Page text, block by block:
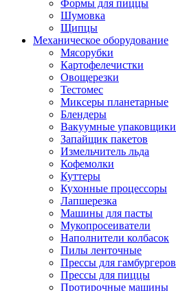
Формы для пиццы
Шумовка
Щипцы
Механическое оборудование
Мясорубки
Картофелечистки
Овощерезки
Тестомес
Миксеры планетарные
Блендеры
Вакуумные упаковщики
Запайщик пакетов
Измельчитель льда
Кофемолки
Куттеры
Кухонные процессоры
Лапшерезка
Машины для пасты
Мукопросеиватели
Наполнители колбасок
Пилы ленточные
Прессы для гамбургеров
Прессы для пиццы
Протирочные машины